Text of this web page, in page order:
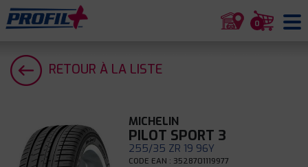
0
RETOUR À LA LISTE
MICHELIN
PILOT SPORT 3
255/35 ZR 19 96Y
CODE EAN : 3528701119977